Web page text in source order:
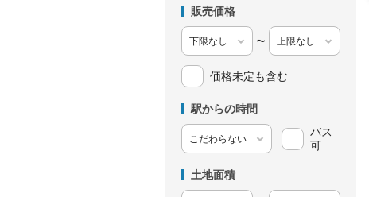
販売価格
〜
価格未定も含む
駅からの時間
バス
可
土地面積